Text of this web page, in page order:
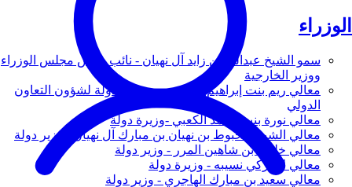
الوزراء
سمو الشيخ عبدالله بن زايد آل نهيان - نائب رئيس مجلس الوزراء
ووزير الخارجية
معالي ريم بنت إبراهيم الهاشمي - وزيرة دولة لشؤون التعاون
الدولي
معالي نورة بنت محمد الكعبي -وزيرة دولة
معالي الشيخ شخبوط بن نهيان بن مبارك آل نهيان - وزير دولة
معالي خليفة بن شاهين المرر - وزير دولة
معالي لانا زكي نسيبه - وزيرة دولة
معالي سعيد بن مبارك الهاجري - وزير دولة